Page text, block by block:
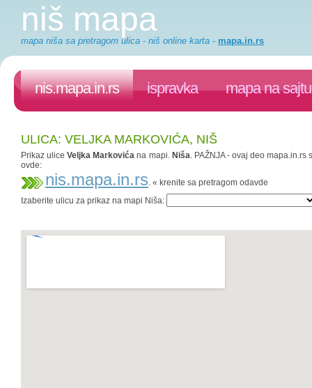
niš mapa
mapa niša sa pretragom ulica - niš online karta - mapa.in.rs
nis.mapa.in.rs ispravka mapa na sajtu
ULICA: VELJKA MARKOVIĆA, NIŠ
Prikaz uliceVeljka Markovića na mapi. Niša. PAŽNJA - ovaj deo
ovde:
nis.mapa.in.rs. « krenite sa pretragom odavde
Izaberite ulicu za prikaz na mapi Niša: